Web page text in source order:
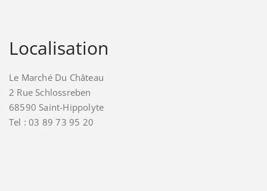
Localisation
Le Marché Du Château
2 Rue Schlossreben
68590 Saint-Hippolyte
Tel : 03 89 73 95 20